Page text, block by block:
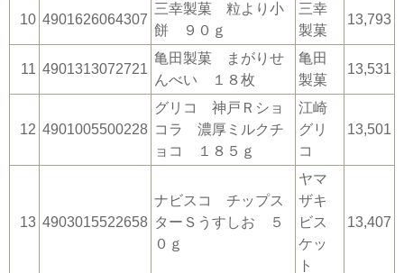
10 4901626064307
三幸製菓 粒より小
餅 ９０ｇ
三幸
製菓
13,793
11 4901313072721
亀田製菓 まがりせ
んべい １８枚
亀田
製菓
13,531
12 4901005500228
グリコ 神戸Ｒショ
コラ 濃厚ミルクチ
ョコ １８５ｇ
江崎
グリ
コ
13,501
13 4903015522658
ナビスコ チップス
ターＳうすしお ５
０ｇ
ヤマ
ザキ
ビス
ケッ
ト
13,407